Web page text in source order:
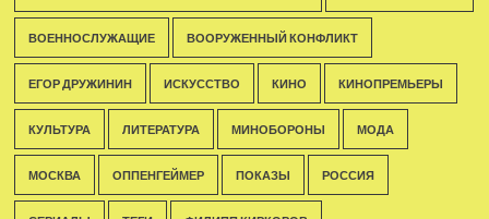
ВОЕННОСЛУЖАЩИЕ ВООРУЖЕННЫЙ КОНФЛИКТ
ЕГОР ДРУЖИНИН ИСКУССТВО КИНО КИНОПРЕМЬЕРЫ
КУЛЬТУРА ЛИТЕРАТУРА МИНОБОРОНЫ МОДА
МОСКВА ОППЕНГЕЙМЕР ПОКАЗЫ РОССИЯ